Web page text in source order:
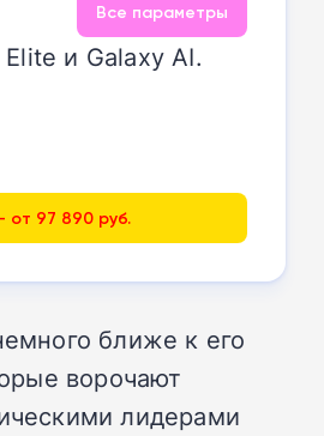
Все параметры
и Galaxy AI.
от 97 890 руб.
ближе к его
ворочают
лидерами